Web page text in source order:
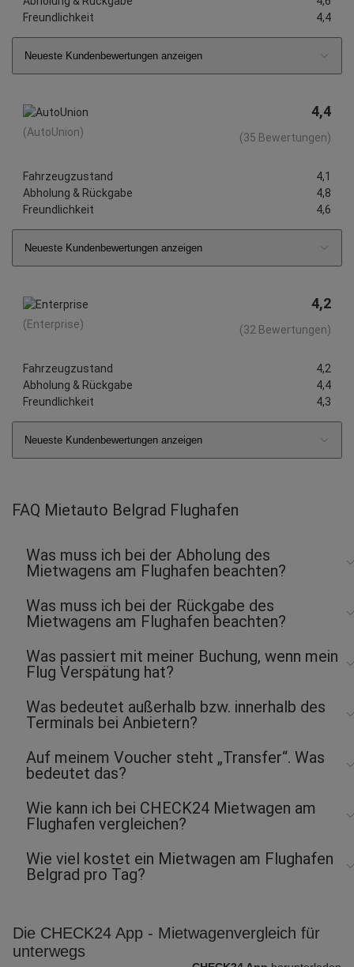
Freundlichkeit
4,4
Neueste Kundenbewertungen anzeigen
(AutoUnion)
4,4
(35 Bewertungen)
Fahrzeugzustand
4,1
Abholung & Rückgabe
4,8
Freundlichkeit
4,6
Neueste Kundenbewertungen anzeigen
(Enterprise)
4,2
(32 Bewertungen)
Fahrzeugzustand
4,2
Abholung & Rückgabe
4,4
Freundlichkeit
4,3
Neueste Kundenbewertungen anzeigen
FAQ Mietauto Belgrad Flughafen
Was muss ich bei der Abholung des
Mietwagens am Flughafen beachten?
Was muss ich bei der Rückgabe des
Mietwagens am Flughafen beachten?
Was passiert mit meiner Buchung, wenn mein
Flug Verspätung hat?
Was bedeutet außerhalb bzw. innerhalb des
Terminals bei Anbietern?
Auf meinem Voucher steht „Transfer“. Was
bedeutet das?
Wie kann ich bei CHECK24 Mietwagen am
Flughafen vergleichen?
Wie viel kostet ein Mietwagen am Flughafen
Belgrad pro Tag?
Die CHECK24 App - Mietwagenvergleich für
unterwegs